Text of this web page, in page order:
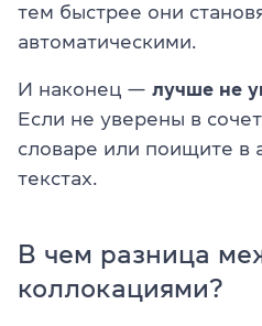
тем быстрее они
автоматическими.
И наконец — лучше не
Если не уверены в
словаре или поищите в
текстах.
В чем разница
коллокациями?